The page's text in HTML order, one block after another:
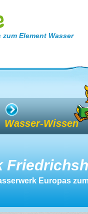
zum Element Wasser
Wasser-Wissen
Europas